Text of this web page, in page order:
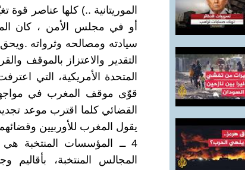
الموريتانية ..) كلها عناصر
أو في مجلس الأمن ، كان
سيادته ومصالحه وثرواته
التقدير والاعتزاز بالموقف
المتحدة الأمريكية، التي
قوّى موقف المغرب في مواجهة
القضائي كلما اقترب موعد
يقول المغرب للأوربيين
4 ــ المؤسسات المنتخبة
المجالس المنتخبة،